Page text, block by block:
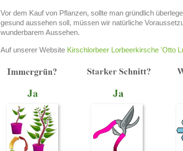
Vor dem Kauf von Pflanzen, sollte man gründlich
gesund aussehen soll, müssen wir natürliche
wunderbarem Aussehen.
Auf unserer Website Kirschlorbeer Lorbeerkirsche 'Otto